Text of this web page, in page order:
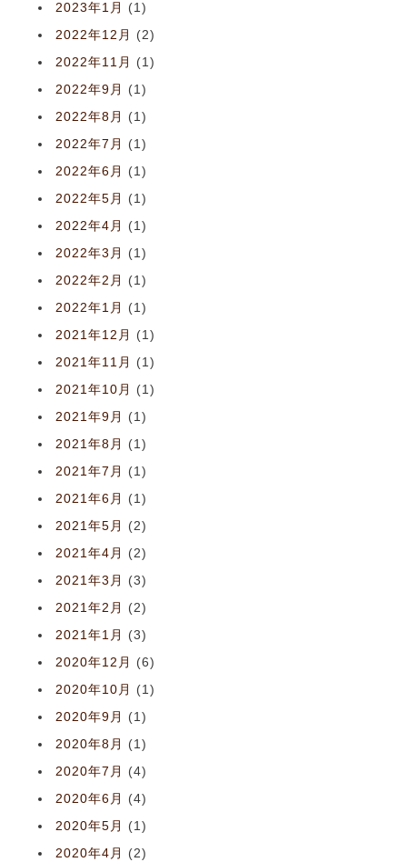
2023年1月
(1)
2022年12月
(2)
2022年11月
(1)
2022年9月
(1)
2022年8月
(1)
2022年7月
(1)
2022年6月
(1)
2022年5月
(1)
2022年4月
(1)
2022年3月
(1)
2022年2月
(1)
2022年1月
(1)
2021年12月
(1)
2021年11月
(1)
2021年10月
(1)
2021年9月
(1)
2021年8月
(1)
2021年7月
(1)
2021年6月
(1)
2021年5月
(2)
2021年4月
(2)
2021年3月
(3)
2021年2月
(2)
2021年1月
(3)
2020年12月
(6)
2020年10月
(1)
2020年9月
(1)
2020年8月
(1)
2020年7月
(4)
2020年6月
(4)
2020年5月
(1)
2020年4月
(2)